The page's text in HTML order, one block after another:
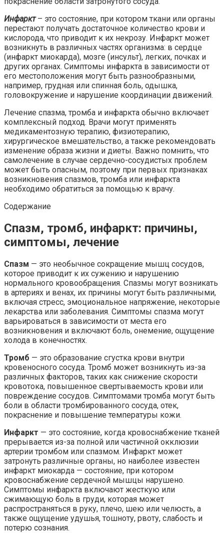
Инфаркт– это состояние, при котором ткани или органы
перестают получать достаточное количество крови и
кислорода, что приводит к их некрозу. Инфаркт может
возникнуть в различных частях организма: в сердце
(инфаркт миокарда), мозге (инсульт), легких, почках и
других органах. Симптомы инфаркта в зависимости от
его местоположения могут быть разнообразными,
например, грудная или спинная боль, одышка,
головокружение и нарушение координации движений.
Лечение спазма, тромба и инфаркта обычно включает
комплексный подход. Врачи могут применять
медикаментозную терапию, физиотерапию,
хирургическое вмешательство, а также рекомендовать
изменение образа жизни и диеты. Важно помнить, что
самолечение в случае сердечно-сосудистых проблем
может быть опасным, поэтому при первых признаках
возникновения спазмов, тромба или инфаркта
необходимо обратиться за помощью к врачу.
Содержание
Спазм, тромб, инфаркт: причины,
симптомы, лечение
Спазм — это необычное сокращение мышц сосудов,
которое приводит к их сужению и нарушению
нормального кровообращения. Спазмы могут возникать
в артериях и венах, их причины могут быть различными,
включая стресс, эмоциональное напряжение, некоторые
лекарства или заболевания. Симптомы спазма могут
варьироваться в зависимости от места его
возникновения и включают боль, онемение, ощущение
холода в конечностях.
Тромб — это образование сгустка крови внутри
кровеносного сосуда. Тромб может возникнуть из-за
различных факторов, таких как снижение скорости
кровотока, повышенное свертываемость крови или
повреждение сосудов. Симптомами тромба могут быть
боли в области тромбированного сосуда, отек,
покраснение и повышение температуры кожи.
Инфаркт — это состояние, когда кровоснабжение тканей
прерывается из-за полной или частичной окклюзии
артерии тромбом или спазмом. Инфаркт может
затронуть различные органы, но наиболее известен
инфаркт миокарда — состояние, при котором
кровоснабжение сердечной мышцы нарушено.
Симптомы инфаркта включают жесткую или
сжимающую боль в груди, которая может
распространяться в руку, плечо, шею или челюсть, а
также ощущение удушья, тошноту, рвоту, слабость и
потерю сознания.